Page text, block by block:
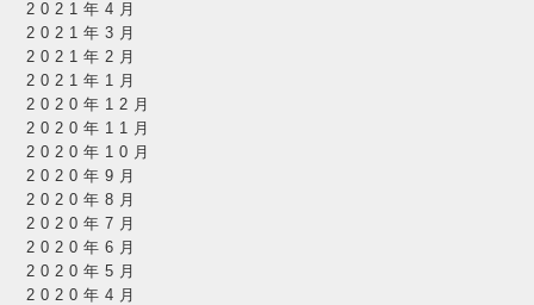
2021年4月
2021年3月
2021年2月
2021年1月
2020年12月
2020年11月
2020年10月
2020年9月
2020年8月
2020年7月
2020年6月
2020年5月
2020年4月